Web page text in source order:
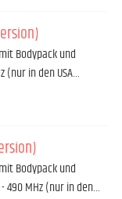
Bodypack und
(nur in den USA…
Bodypack und
490 MHz (nur in den…